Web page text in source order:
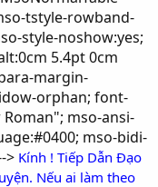
tstyle-rowband-
style-noshow:yes;
5.4pt 0cm
margin-
orphan; font-
mso-ansi-
mso-bidi-
> Kính ! Tiếp Dẫn Đạo
Nếu ai làm theo